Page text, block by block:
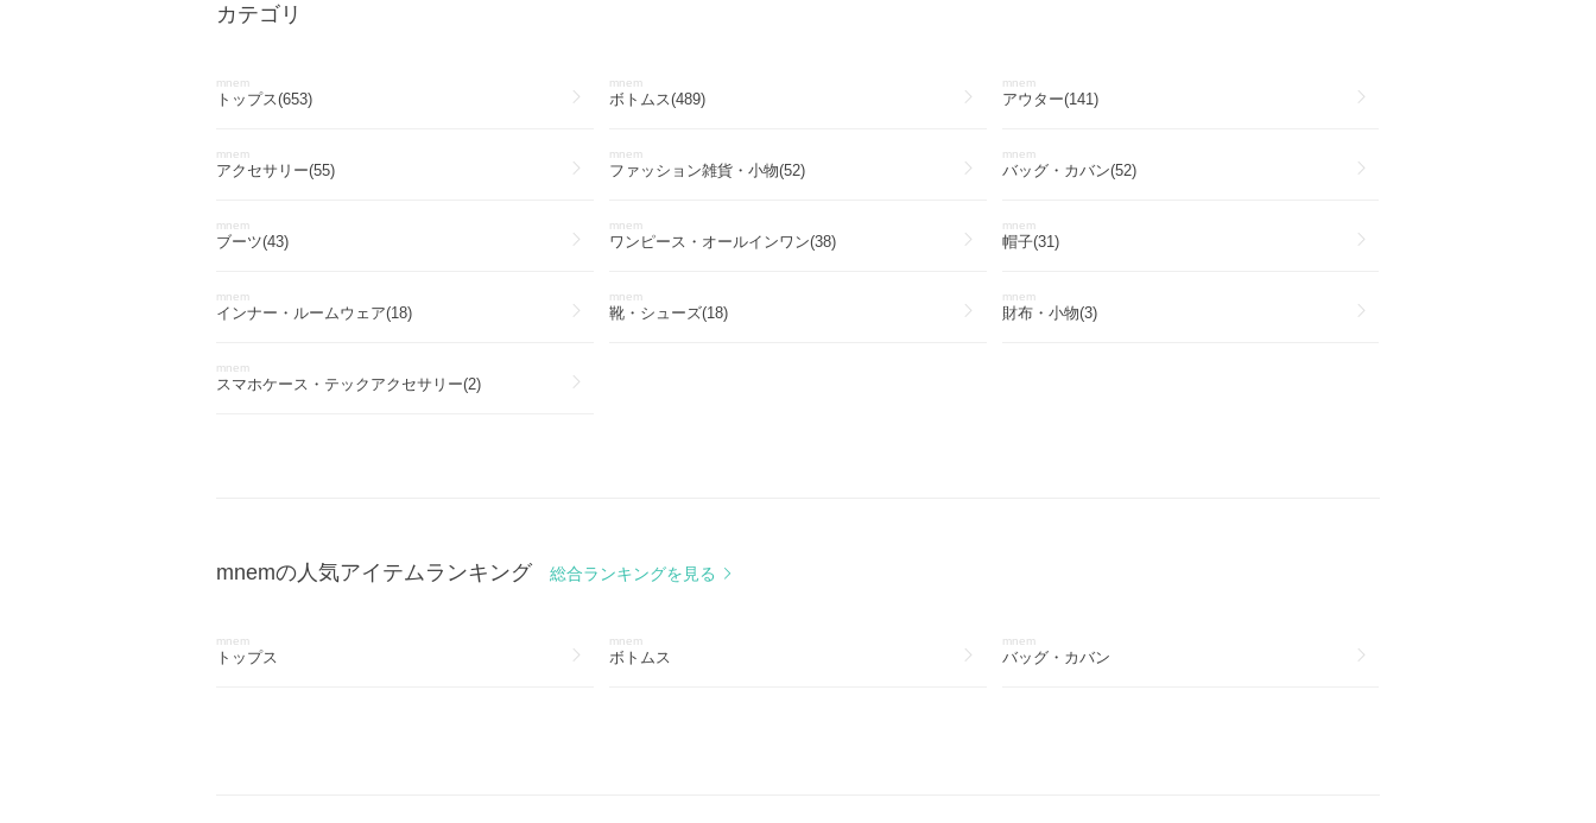
カテゴリ
mnem
トップス(653)
mnem
ボトムス(489)
mnem
アウター(141)
mnem
アクセサリー(55)
mnem
ファッション雑貨・小物(52)
mnem
バッグ・カバン(52)
mnem
ブーツ(43)
mnem
ワンピース・オールインワン(38)
mnem
帽子(31)
mnem
インナー・ルームウェア(18)
mnem
靴・シューズ(18)
mnem
財布・小物(3)
mnem
スマホケース・テックアクセサリー(2)
mnemの人気アイテムランキング 総合ランキングを見る
mnem
トップス
mnem
ボトムス
mnem
バッグ・カバン